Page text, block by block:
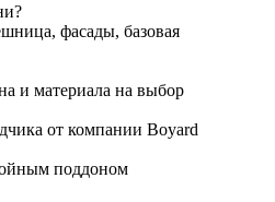
фасады, базовая
и материала на выбор
от компании Boyard
поддоном